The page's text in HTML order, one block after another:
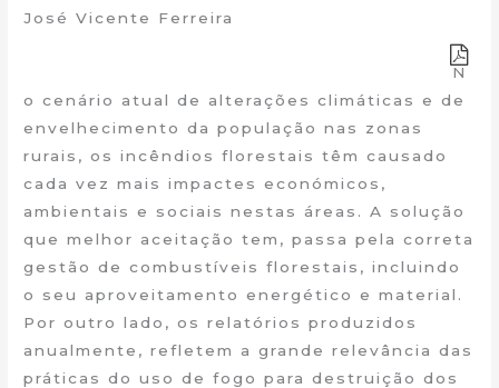
José Vicente Ferreira
N
o cenário atual de alterações climáticas e de
envelhecimento da população nas zonas
rurais, os incêndios florestais têm causado
cada vez mais impactes económicos,
ambientais e sociais nestas áreas. A solução
que melhor aceitação tem, passa pela correta
gestão de combustíveis florestais, incluindo
o seu aproveitamento energético e material.
Por outro lado, os relatórios produzidos
anualmente, refletem a grande relevância das
práticas do uso de fogo para destruição dos